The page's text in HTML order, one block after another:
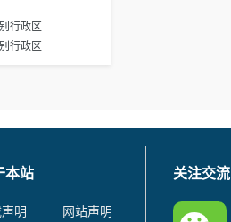
行政区
行政区
本站
明 网站声明
关注交流